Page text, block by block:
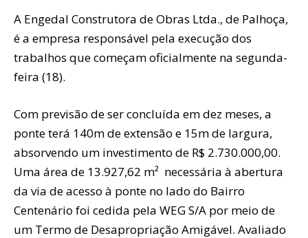
A Engedal Construtora de Obras Ltda., de Palhoça,
é a empresa responsável pela execução dos
trabalhos que começam oficialmente na segunda-
feira (18).
Com previsão de ser concluída em dez meses, a
ponte terá 140m de extensão e 15m de largura,
absorvendo um investimento de R$ 2.730.000,00.
Uma área de 13.927,62 m² necessária à abertura
da via de acesso à ponte no lado do Bairro
Centenário foi cedida pela WEG S/A por meio de
um Termo de Desapropriação Amigável. Avaliado